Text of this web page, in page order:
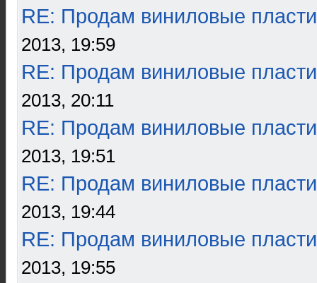
RE: Продам виниловые
2013, 19:59
RE: Продам виниловые
2013, 20:11
RE: Продам виниловые
2013, 19:51
RE: Продам виниловые
2013, 19:44
RE: Продам виниловые
2013, 19:55